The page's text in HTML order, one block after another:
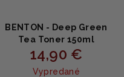
BENTON - Deep Green
Tea Toner 150ml
14,90 €
Vypredané